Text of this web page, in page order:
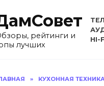
рейтинги и
лучших
HI-
» КУХОННАЯ